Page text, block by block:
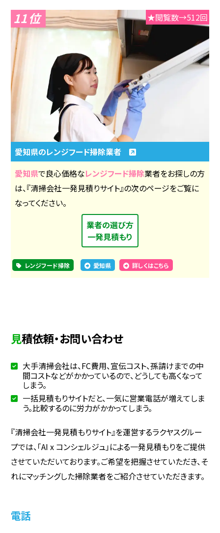
11 ★閲覧数→512回
愛知県のレンジフード掃除業者
愛知県で良心価格なレンジフード掃除業者をお探しの方
は、『清掃会社一発見積りサイト』の次のページをご覧に
なってください。
業者の選び方
一発見積もり
レンジフード掃除 愛知県 詳しくはこちら
見積依頼・お問い合わせ
大手清掃会社は、FC費用、宣伝コスト、孫請けまでの中
間コストなどがかかっているので、どうしても高くなって
しまう。
一括見積もりサイトだと、一気に営業電話が増えてしま
う。比較するのに労力がかかってしまう。
『清掃会社一発見積もりサイト』を運営するラクヤスグルー
プでは、「AI x コンシェルジュ」による一発見積もりをご提供
させていただいております。ご希望を把握させていただき、そ
れにマッチングした掃除業者をご紹介させていただきます。
電話